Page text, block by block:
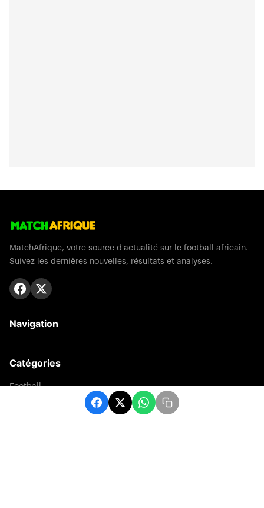
MatchAfrique, votre source d'actualité sur le football africain.
Suivez les dernières nouvelles, résultats et analyses.
Navigation
Catégories
Football